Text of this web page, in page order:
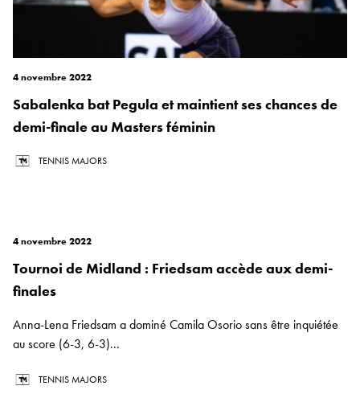
4 novembre 2022
Sabalenka bat Pegula et maintient ses chances de
demi-finale au Masters féminin
TENNIS MAJORS
4 novembre 2022
Tournoi de Midland : Friedsam accède aux demi-
finales
Anna-Lena Friedsam a dominé Camila Osorio sans être inquiétée
au score (6-3, 6-3)...
TENNIS MAJORS